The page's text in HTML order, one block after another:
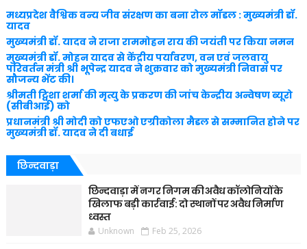
मध्यप्रदेश वैश्विक वन्य जीव संरक्षण का बना रोल मॉडल : मुख्यमंत्री डॉ.
यादव
मुख्यमंत्री डॉ. यादव ने राजा राममोहन राय की जयंती पर किया नमन
मुख्यमंत्री डॉ. मोहन यादव से केंद्रीय पर्यावरण, वन एवं जलवायु
परिवर्तन मंत्री श्री भूपेन्द्र यादव ने शुक्रवार को मुख्यमंत्री निवास पर
सौजन्य भेंट की।
श्रीमती ट्विशा शर्मा की मृत्यु के प्रकरण की जांच केन्द्रीय अन्वेषण ब्यूरो
(सीबीआई) को
प्रधानमंत्री श्री मोदी को एफएओ एग्रीकोला मैडल से सम्मानित होने पर
मुख्यमंत्री डॉ. यादव ने दी बधाई
छिन्दवाड़ा
छिन्दवाड़ा में नगर निगम की अवैध कॉलोनियों के
खिलाफ बड़ी कार्रवाई: दो स्थानों पर अवैध निर्माण
ध्वस्त
Unknown Feb 25, 2026